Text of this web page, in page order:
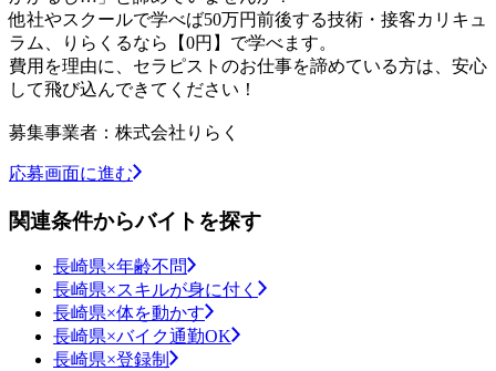
他社やスクールで学べば50万円前後する技術・接客カリキュ
ラム、りらくるなら【0円】で学べます。
費用を理由に、セラピストのお仕事を諦めている方は、安心
して飛び込んできてください！
募集事業者：株式会社りらく
応募画面に進む
関連条件からバイトを探す
長崎県×年齢不問
長崎県×スキルが身に付く
長崎県×体を動かす
長崎県×バイク通勤OK
長崎県×登録制